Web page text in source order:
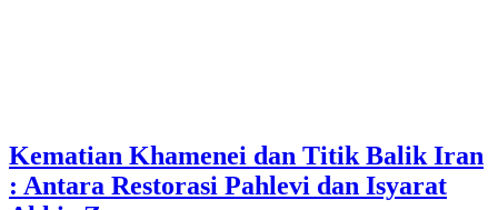
Kematian Khamenei dan Titik Balik Iran
: Antara Restorasi Pahlevi dan Isyarat